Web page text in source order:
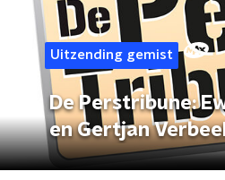
Uitzending gemist
De Perstribune:
en Gertjan